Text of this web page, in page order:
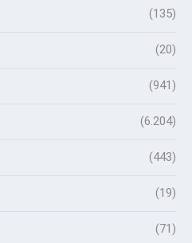
(135)
(20)
(941)
(6.204)
(443)
(19)
(71)